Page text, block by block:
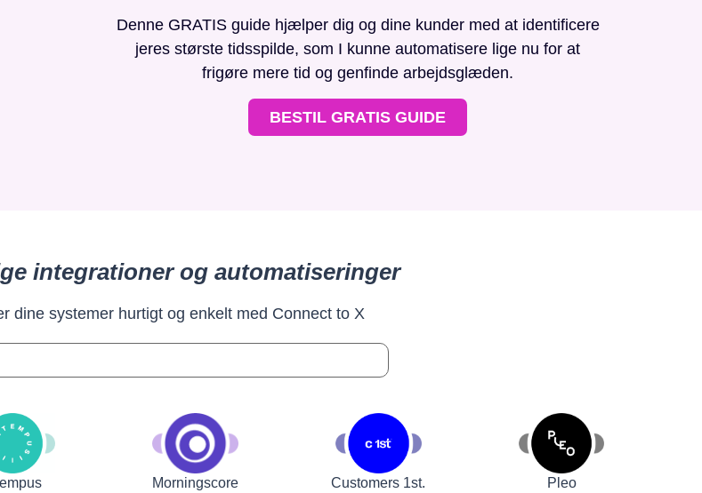
Denne GRATIS guide hjælper dig og dine kunder med at identificere
jeres største tidsspilde, som I kunne automatisere lige nu for at
frigøre mere tid og genfinde arbejdsglæden.
BESTIL GRATIS GUIDE
integrationer og automatiseringer
dine systemer hurtigt og enkelt med Connect to X
Morningscore Customers 1st. Pleo